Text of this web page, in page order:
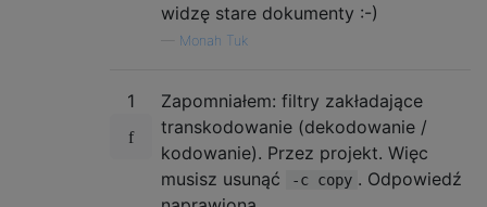
widzę stare dokumenty :-)
Monah Tuk
1
Zapomniałem: filtry zakładające
transkodowanie (dekodowanie /
kodowanie). Przez projekt. Więc
musisz usunąć
-c copy . Odpowiedź